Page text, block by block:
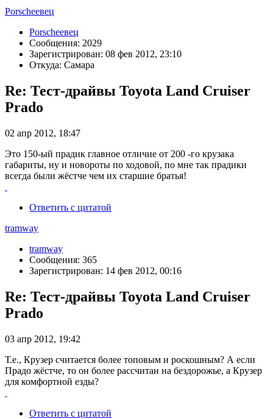
Porscheeвец
Porscheeвец
Сообщения: 2029
Зарегистрирован: 08 фев 2012, 23:10
Откуда: Самара
Re: Тест-драйвы Toyota Land Cruiser
Prado
02 апр 2012, 18:47
Это 150-ый прадик главное отличие от 200 -го крузака
габариты, ну и новороты по ходовой, по мне так прадики
всегда были жёстче чем их старшие братья!
Ответить с цитатой
tramway
tramway
Сообщения: 365
Зарегистрирован: 14 фев 2012, 00:16
Re: Тест-драйвы Toyota Land Cruiser
Prado
03 апр 2012, 19:42
Т.е., Крузер считается более топовым и роскошным? А если
Прадо жёстче, то он более рассчитан на бездорожье, а Крузер
для комфортной езды?
Ответить с цитатой